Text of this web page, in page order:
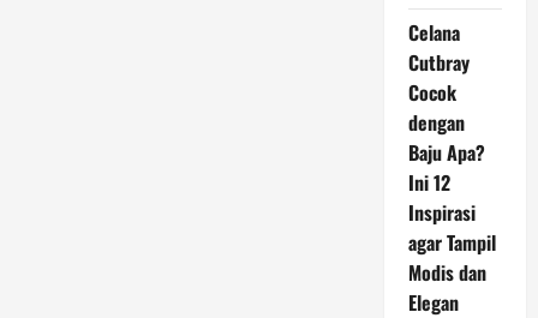
Celana
Cutbray
Cocok
dengan
Baju Apa?
Ini 12
Inspirasi
agar Tampil
Modis dan
Elegan